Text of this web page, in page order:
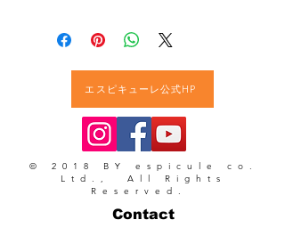
エスピキューレ公式HP
© 2018 BY espicule co.
Ltd., All Rights
Reserved.
Contact